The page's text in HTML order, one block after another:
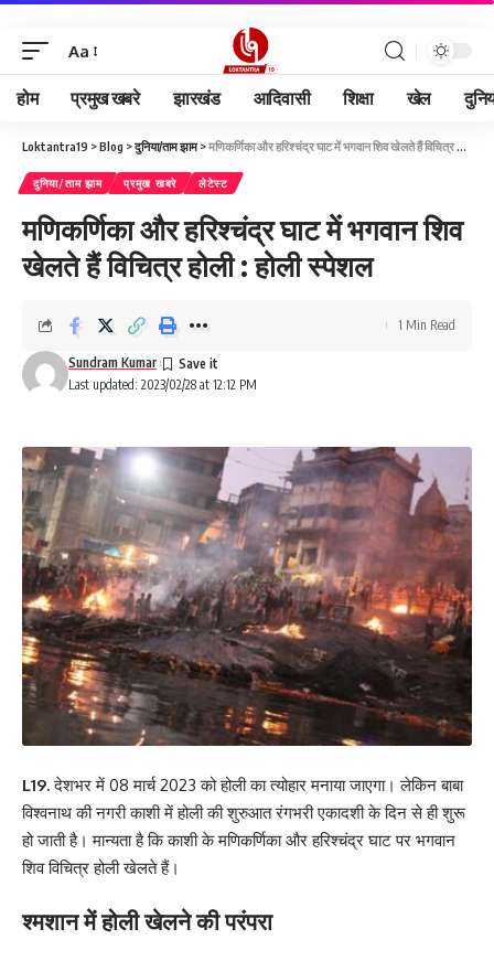
Aa
होम प्रमुख खबरे झारखंड आदिवासी शिक्षा खेल
Loktantra19 >Blog >दुनिया/ताम झाम>मणिकर्णिका और हरिश्चंद्र घाट में भगवान शिव खेलते हैं विचित्र होली : होली स्पेशल
दुनिया/ताम झाम प्रमुख खबरे लेटेस्ट
मणिकर्णिका और हरिश्चंद्र घाट में भगवान शिव
खेलते हैं विचित्र होली : होली स्पेशल
Last updated: 2023/02/28 at 12:12 PM
Sundram Kumar
1 Min Read
L19.देशभर में 08 मार्च 2023 को होली का त्योहार मनाया जाएगा। लेकिन बाबा
विश्वनाथ की नगरी काशी में होली की शुरुआत रंगभरी एकादशी के दिन से ही शुरू
हो जाती है। मान्यता है कि काशी के मणिकर्णिका और हरिश्चंद्र घाट पर भगवान
शिव विचित्र होली खेलते हैं।
श्मशान में होली खेलने की परंपरा